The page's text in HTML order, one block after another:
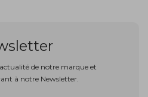
de notre marque et
à notre Newsletter.